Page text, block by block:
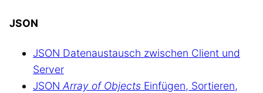
JSON
JSON Datenaustausch zwischen Client und
Server
JSON Array of Objects Einfügen, Sortieren,